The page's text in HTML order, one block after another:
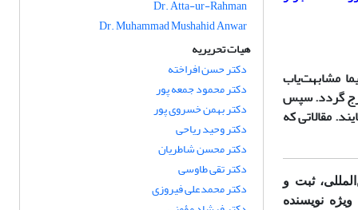
مشابهت‌یاب
گردد. سپس
مقالاتی که
ثبت و
نویسنده
Dr. Atta-ur-Rahman
Dr. Muhammad Mushahid Anwar
هیات تحریریه
دکتر حسن افراخته
دکتر محمود جمعه پور
دکتر بهمن خسروی پور
دکتر وحید ریاحی
دکتر محسن شاطریان
دکتر تقی طاوسی
دکتر محمدعلی فیروزی